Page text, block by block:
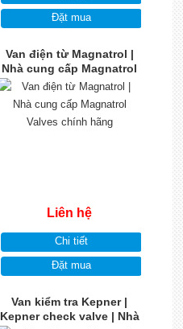
Đặt mua
Van điện từ Magnatrol |
Nhà cung cấp Magnatrol
Valves chính hãng
Liên hệ
Chi tiết
Đặt mua
Van kiểm tra Kepner |
Kepner check valve | Nhà